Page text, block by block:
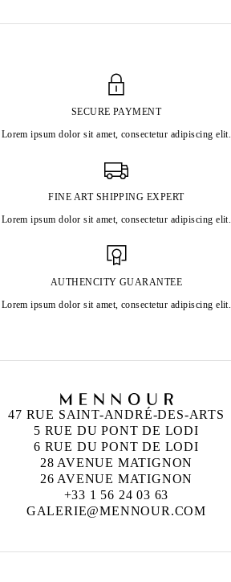
SECURE PAYMENT
Lorem ipsum dolor sit amet, consectetur adipiscing elit.
FINE ART SHIPPING EXPERT
Lorem ipsum dolor sit amet, consectetur adipiscing elit.
AUTHENCITY GUARANTEE
Lorem ipsum dolor sit amet, consectetur adipiscing elit.
47 RUE SAINT-ANDRÉ-DES-ARTS
5 RUE DU PONT DE LODI
6 RUE DU PONT DE LODI
28 AVENUE MATIGNON
26 AVENUE MATIGNON
+33 1 56 24 03 63
GALERIE@MENNOUR.COM